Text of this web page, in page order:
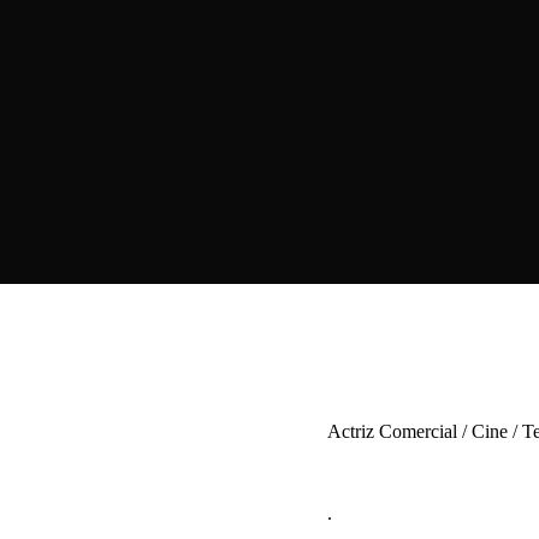
Actriz Comercial / Cine /
.